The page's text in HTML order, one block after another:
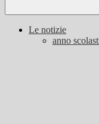
Le notizie
anno